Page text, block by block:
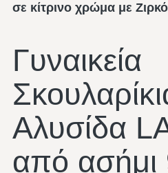
σε κίτρινο χρώμα με
Γυναικεία
Αλυσίδα
από ασήμι